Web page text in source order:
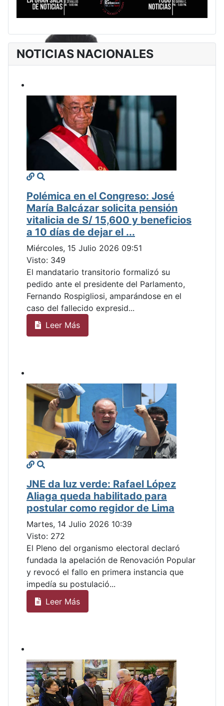
NOTICIAS NACIONALES
Polémica en el Congreso: José
María Balcázar solicita pensión
vitalicia de S/ 15,600 y beneficios
a 10 días de dejar el ...
Miércoles, 15 Julio 2026 09:51
Visto: 349
El mandatario transitorio formalizó su
pedido ante el presidente del Parlamento,
Fernando Rospigliosi, amparándose en el
caso del fallecido expresid...
Leer Más
JNE da luz verde: Rafael López
Aliaga queda habilitado para
postular como regidor de Lima
Martes, 14 Julio 2026 10:39
Visto: 272
El Pleno del organismo electoral declaró
fundada la apelación de Renovación Popular
y revocó el fallo en primera instancia que
impedía su postulació...
Leer Más